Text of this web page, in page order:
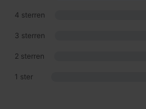
4 sterren
3 sterren
2 sterren
1 ster